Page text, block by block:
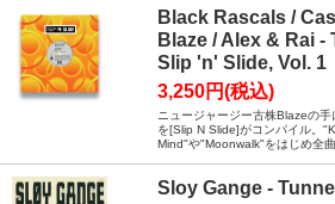
Black Rascals /
Blaze / Alex & Rai -
Slip 'n' Slide, Vol. 1
3,250円(税込)
ニュージャージー古株Blazeの
を[Slip N Slide]がコンパイル。
Mind"や"Moonwalk"をはじめ全
Sloy Gange -